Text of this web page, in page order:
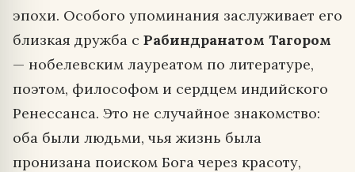
эпохи. Особого упоминания заслуживает его
близкая дружба с Рабиндранатом Тагором
— нобелевским лауреатом по литературе,
поэтом, философом и сердцем индийского
Ренессанса. Это не случайное знакомство:
оба были людьми, чья жизнь была
пронизана поиском Бога через красоту,